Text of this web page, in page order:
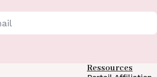
Ressources